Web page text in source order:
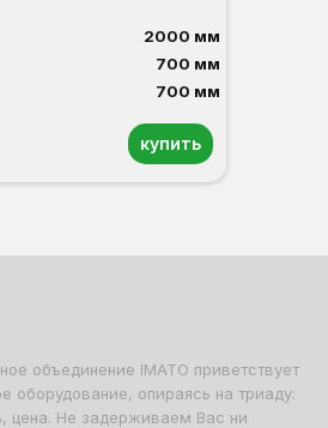
2000 мм
700 мм
700 мм
купить
объединение IMATO приветствует
оборудование, опираясь на триаду:
цена. Не задерживаем Вас ни